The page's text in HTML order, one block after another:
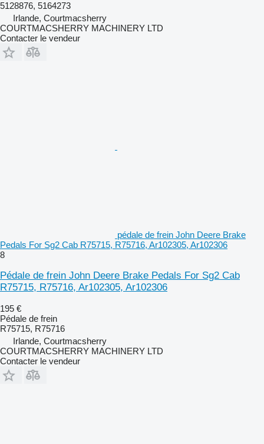
5128876, 5164273
Irlande, Courtmacsherry
COURTMACSHERRY MACHINERY LTD
Contacter le vendeur
pédale de frein John Deere Brake
Pedals For Sg2 Cab R75715, R75716, Ar102305, Ar102306
8
Pédale de frein John Deere Brake Pedals For Sg2 Cab
R75715, R75716, Ar102305, Ar102306
195 €
Pédale de frein
R75715, R75716
Irlande, Courtmacsherry
COURTMACSHERRY MACHINERY LTD
Contacter le vendeur